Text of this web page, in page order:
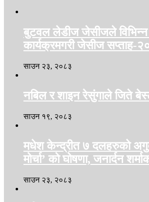
बुटवल लेडीज जेसीजले विभिन्न
कार्यक्रमगरी जेसीज सप्ताह-
साउन २३, २०८३
नबिल र शाइन रेसुंगाले जिते
साउन १९, २०८३
मधेश केन्द्रीत ७ दलहरुको
मोर्चा’ को घोषणा, जनार्दन
साउन २३, २०८३